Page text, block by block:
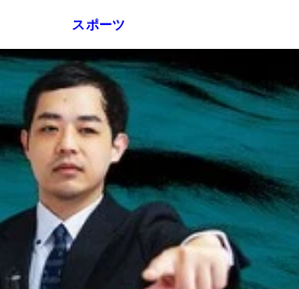
スポーツ